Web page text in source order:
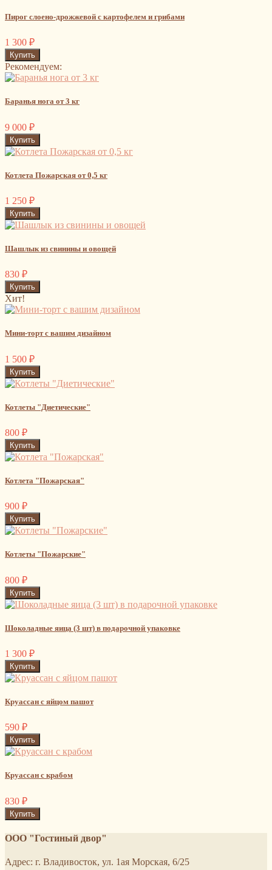
Пирог слоено-дрожжевой с картофелем и грибами
1 300 ₽
Рекомендуем:
Баранья нога от 3 кг
9 000 ₽
Котлета Пожарская от 0,5 кг
1 250 ₽
Шашлык из свинины и овощей
830 ₽
Хит!
Мини-торт с вашим дизайном
1 500 ₽
Котлеты "Диетические"
800 ₽
Котлета "Пожарская"
900 ₽
Котлеты "Пожарские"
800 ₽
Шоколадные яица (3 шт) в подарочной упаковке
1 300 ₽
Круассан с яйцом пашот
590 ₽
Круассан с крабом
830 ₽
ООО "Гостиный двор"
Адрес: г. Владивосток, ул. 1ая Морская, 6/25